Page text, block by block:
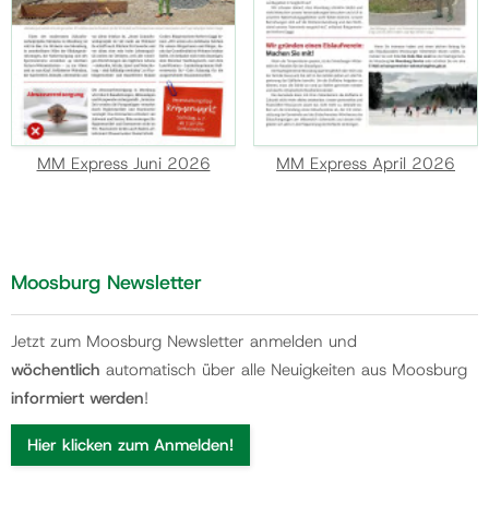
MM Express Juni 2026 MM Express April 2026
Moosburg Newsletter
Jetzt zum Moosburg Newsletter anmelden und
wöchentlich automatisch über alle Neuigkeiten aus Moosburg
informiert werden!
Hier klicken zum Anmelden!